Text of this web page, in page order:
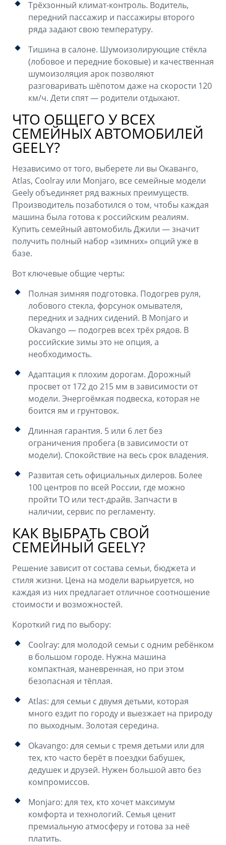
Трёхзонный климат-контроль. Водитель,
передний пассажир и пассажиры второго
ряда задают свою температуру.
Тишина в салоне. Шумоизолирующие стёкла
(лобовое и передние боковые) и качественная
шумоизоляция арок позволяют
разговаривать шёпотом даже на скорости 120
км/ч. Дети спят — родители отдыхают.
ЧТО ОБЩЕГО У ВСЕХ
СЕМЕЙНЫХ АВТОМОБИЛЕЙ
GEELY?
Независимо от того, выберете ли вы Окаванго,
Atlas, Coolray или Monjaro, все семейные модели
Geely объединяет ряд важных преимуществ.
Производитель позаботился о том, чтобы каждая
машина была готова к российским реалиям.
Купить семейный автомобиль Джили — значит
получить полный набор «зимних» опций уже в
базе.
Вот ключевые общие черты:
Полная зимняя подготовка. Подогрев руля,
лобового стекла, форсунок омывателя,
передних и задних сидений. В Monjaro и
Okavango — подогрев всех трёх рядов. В
российские зимы это не опция, а
необходимость.
Адаптация к плохим дорогам. Дорожный
просвет от 172 до 215 мм в зависимости от
модели. Энергоёмкая подвеска, которая не
боится ям и грунтовок.
Длинная гарантия. 5 или 6 лет без
ограничения пробега (в зависимости от
модели). Спокойствие на весь срок владения.
Развитая сеть официальных дилеров. Более
100 центров по всей России, где можно
пройти ТО или тест-драйв. Запчасти в
наличии, сервис по регламенту.
КАК ВЫБРАТЬ СВОЙ
СЕМЕЙНЫЙ GEELY?
Решение зависит от состава семьи, бюджета и
стиля жизни. Цена на модели варьируется, но
каждая из них предлагает отличное соотношение
стоимости и возможностей.
Короткий гид по выбору:
Coolray: для молодой семьи с одним ребёнком
в большом городе. Нужна машина
компактная, маневренная, но при этом
безопасная и тёплая.
Atlas: для семьи с двумя детьми, которая
много ездит по городу и выезжает на природу
по выходным. Золотая середина.
Okavango: для семьи с тремя детьми или для
тех, кто часто берёт в поездки бабушек,
дедушек и друзей. Нужен большой авто без
компромиссов.
Monjaro: для тех, кто хочет максимум
комфорта и технологий. Семья ценит
премиальную атмосферу и готова за неё
платить.